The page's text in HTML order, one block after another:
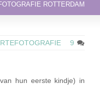
ROTTERDAM
9
hun eerste kindje) in